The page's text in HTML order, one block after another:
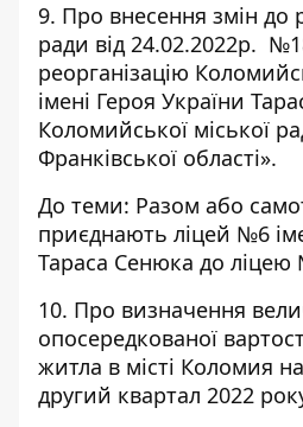
9. Про внесення змін до
ради від 24.02.2022р.
реорганізацію
імені Героя України
Коломийської міської
Франківської області».
До теми: Разом або
приєднають ліцей №6
Тараса Сенюка до
10. Про визначення
опосередкованої
житла в місті Коломия
другий квартал 2022